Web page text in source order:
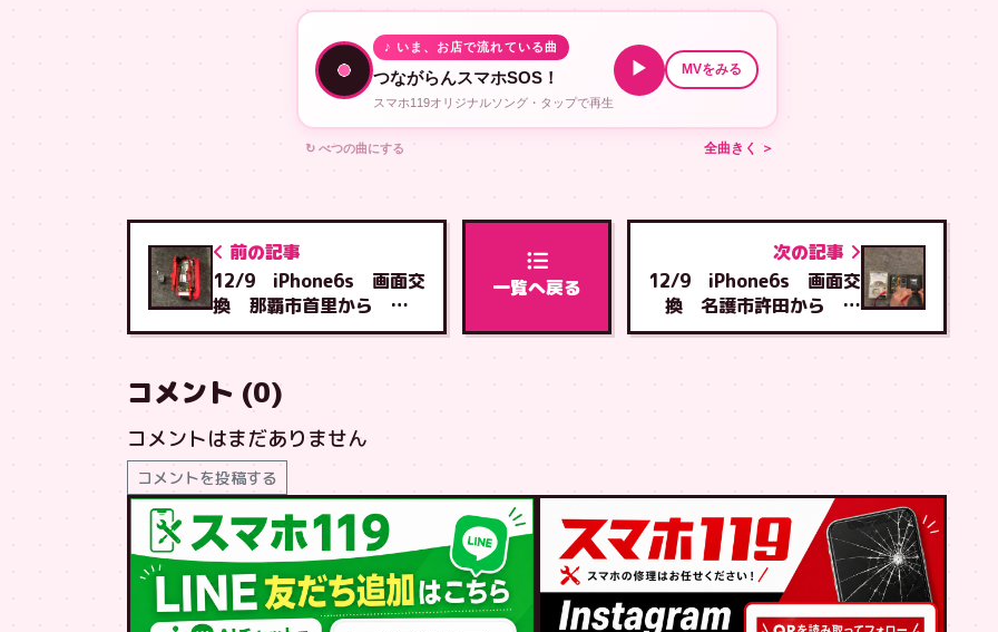
♪ いま、お店で流れている曲
つながらんスマホSOS！
スマホ119オリジナルソング・タップで再生
▶ MVをみる
↻ べつの曲にする 全曲きく ＞
前の記事
12/9 iPhone6s 画面交
換 那覇市首里から 安
謝店へご来店
一覧へ戻る
次の記事
12/9 iPhone6s 画面交
換 名護市許田から 石
川店へご来店
コメント (0)
コメントはまだありません
コメントを投稿する